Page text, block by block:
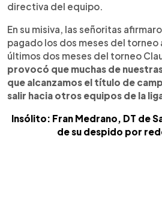
directiva del equipo.
En su misiva, las señoritas
pagado los dos meses del torneo
últimos dos meses del torneo
provocó que muchas de
que alcanzamos el título de
salir hacia otros equipos de la
Insólito: Fran Medrano, DT de
de su despido por